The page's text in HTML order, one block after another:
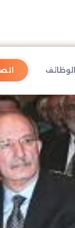
الوظائف